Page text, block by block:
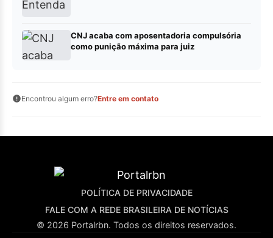
CNJ acaba com aposentadoria compulsória
como punição máxima para juiz
Encontrou algum erro?Entre em contato
POLÍTICA DE PRIVACIDADE
FALE COM A REDE BRASILEIRA DE NOTÍCIAS
© 2026 Portalrbn. Todos os direitos reservados.